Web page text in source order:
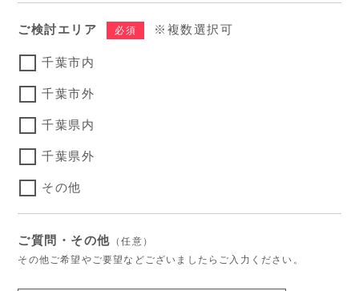
ご検討エリア 必須 ※複数選択可
千葉市内
千葉市外
千葉県内
千葉県外
その他
ご質問・その他 （任意）
その他ご希望やご要望などございましたらご入力ください。